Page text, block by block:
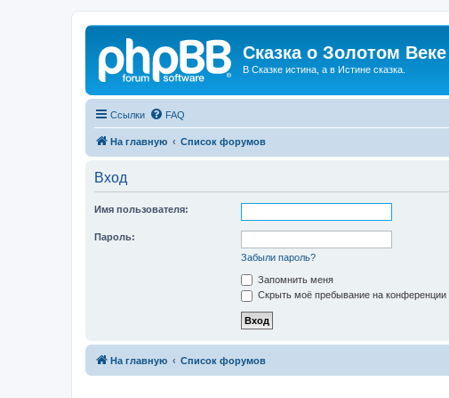
Сказка о Золотом Веке
В Сказке истина, а в Истине сказка.
Ссылки FAQ
На главную Список форумов
Вход
Имя пользователя:
Пароль:
Забыли пароль?
Запомнить меня
Скрыть моё пребывание на конференции
На главную Список форумов